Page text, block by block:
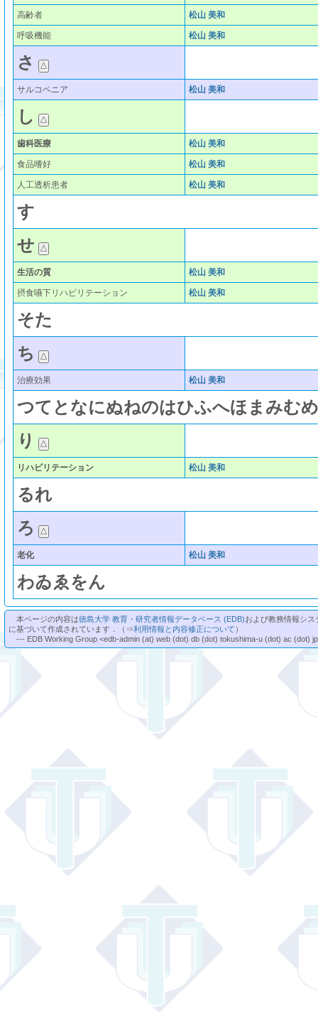
高齢者 松山 美和
呼吸機能 松山 美和
さ
サルコペニア 松山 美和
し
歯科医療 松山 美和
食品嗜好 松山 美和
人工透析患者 松山 美和
す
せ
生活の質 松山 美和
摂食嚥下リハビリテーション 松山 美和
そた
ち
治療効果 松山 美和
つて と なにぬねのはひふへほ ま みむめ
り
リハビリテーション 松山 美和
るれ
ろ
老化 松山 美和
わゐ ゑ をん
本ページの内容は徳島大学 教育・研究者情報データベース (EDB)および教務情報シ
に基づいて作成されています．（⇒利用情報と内容修正について ）
--- EDB Working Group <edb-admin (at) web (dot) db (dot) tokushima-u (dot) ac (dot)